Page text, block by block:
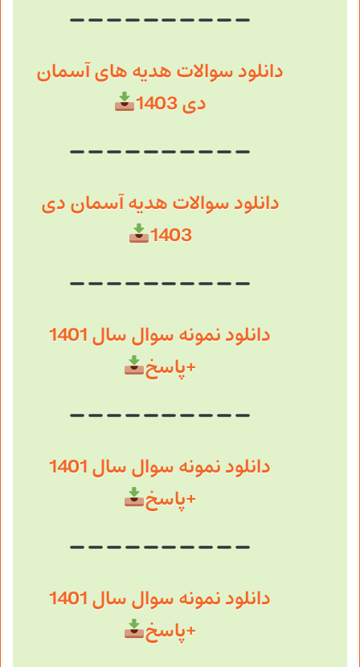
دانلود سوالات هدیه های آسمان
دی 1403
دانلود سوالات هدیه آسمان دی
1403
دانلود نمونه سوال سال 1401
+پاسخ
دانلود نمونه سوال سال 1401
+پاسخ
دانلود نمونه سوال سال 1401
+پاسخ